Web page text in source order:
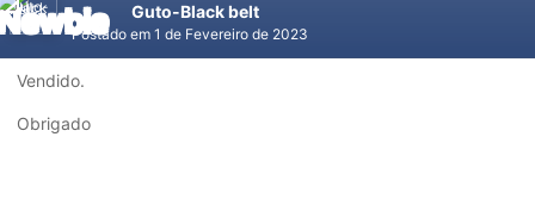
Guto-Black belt
Postado em 1 de Fevereiro de 2023
Vendido.
Obrigado